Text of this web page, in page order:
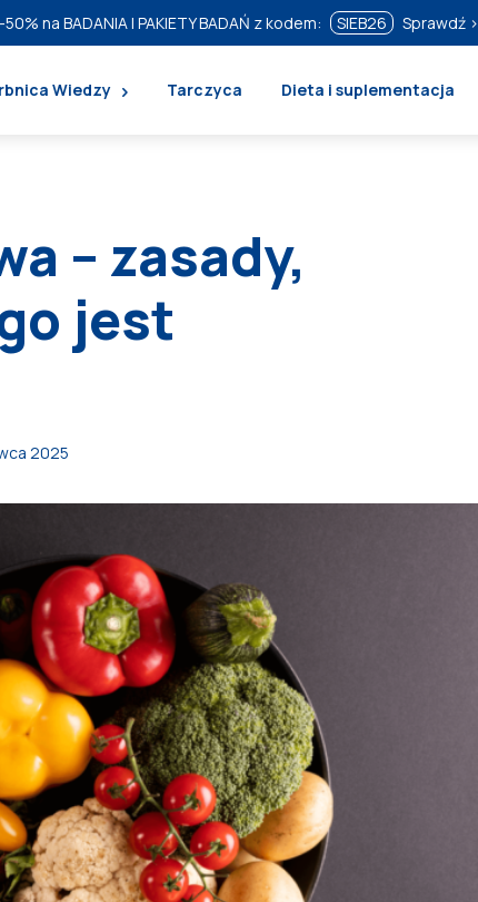
-50% na BADANIA I PAKIETY BADAŃ z kodem: SIEB26 Sprawdź ›
Wiedzy Tarczyca Dieta i suplementacja
– zasady,
jest
2025